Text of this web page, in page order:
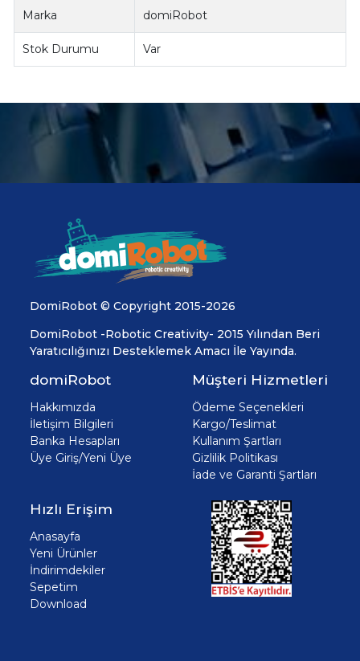
Marka domiRobot
Stok Durumu Var
DomiRobot © Copyright 2015-2026
DomiRobot -Robotic Creativity- 2015 Yılından Beri
Yaratıcılığınızı Desteklemek Amacı İle Yayında.
domiRobot
Hakkımızda
İletişim Bilgileri
Banka Hesapları
Üye Giriş/Yeni Üye
Müşteri Hizmetleri
Ödeme Seçenekleri
Kargo/Teslimat
Kullanım Şartları
Gizlilik Politikası
İade ve Garanti Şartları
Hızlı Erişim
Anasayfa
Yeni Ürünler
İndirimdekiler
Sepetim
Download